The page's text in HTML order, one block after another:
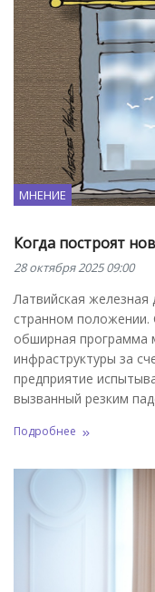
МНЕНИЕ
Когда построят
28 октября 2025 09:00
Латвийская железная
странном
обширная программа
инфраструктуры за
предприятие
вызванный резким
Подробнее